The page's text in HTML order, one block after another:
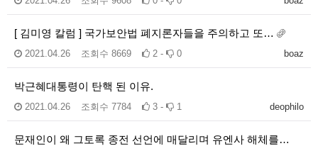
[ 김미영 칼럼 ] 국가보안법 폐지론자들을 주의하고 또…
boaz
2021.04.26 조회수 8669 2 - 0
박근혜대통령이 탄핵 된 이유.
deophilo
2021.04.26 조회수 7784 3 - 1
문재인이 왜 그토록 종전 선언에 매달리며 유엔사 해체를…